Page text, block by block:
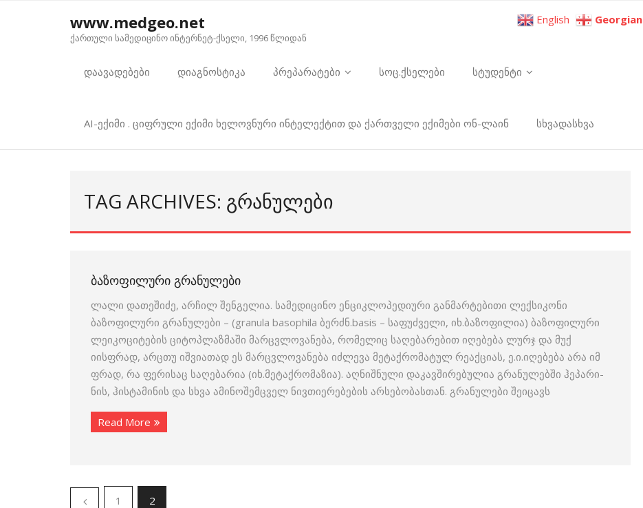
www.medgeo.net
ქართული სამედიცინო ინტერნეტ-ქსელი, 1996 წლიდან
დაავადებები დიაგნოსტიკა პრეპარატები სოც.ქსელები სტუდენტი
AI-ექიმი . ციფრული ექიმი ხელოვნური ინტელექტით და ქართველი ექიმები ონ-ლაინ სხვადასხვა
TAG ARCHIVES: ᲒᲠᲐᲜᲣᲚᲔᲑᲘ
ᲑᲐᲖᲝᲤᲘᲚᲣᲠᲘ ᲒᲠᲐᲜᲣᲚᲔᲑᲘ
ლალი დათეშიძე, არჩილ შენგელია. სამედიცინო ენციკლოპედიური განმარტებითი ლექსიკონი
ბაზოფილური გრანულები – (granula basophila ბერძნ.basis – საფუძველი, იხ.ბაზოფილია) ბაზოფილური
ლეიკოციტების ციტოპ­ლაზმაში მარცვლოვანება, რომელიც საღებარებით იღებება ლურჯ და მუქ
იისფრად, არცთუ იშვიათად ეს მარცვლოვანება იძლევა მეტაქრო­მატულ რეაქციას, ე.ი.იღებება არა იმ
ფრად, რა ფერისაც საღებარია (იხ.მეტაქრომაზია). აღნიშნული დაკავშირებულია გრანულებში ჰეპარი­
ნის, ჰისტამინის და სხვა ამინოშემცველ ნივთიერებების არსებობას­თან. გრანულები შეიცავს
Read More
1 2
English Georgian